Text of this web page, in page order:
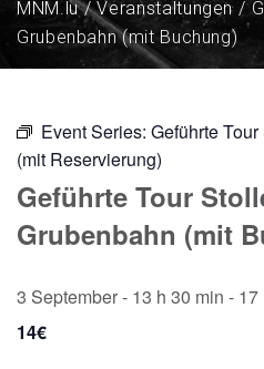
MNM.lu Veranstaltungen
Grubenbahn (mit Buchung)
Event Series: Geführte
(mit Reservierung)
Geführte Tour
Grubenbahn (mit
3 September - 13 h 30 min - 17
14€